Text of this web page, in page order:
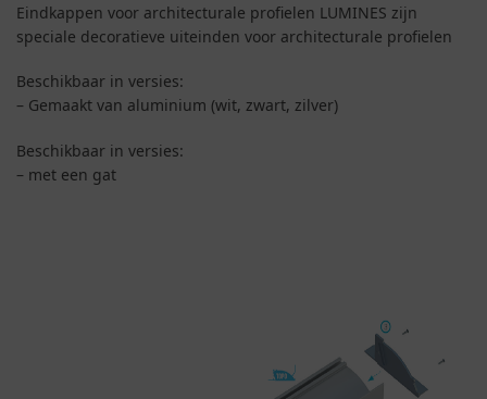
Eindkappen voor architecturale profielen LUMINES zijn
speciale decoratieve uiteinden voor architecturale profielen
Beschikbaar in versies:
– Gemaakt van aluminium (wit, zwart, zilver)
Beschikbaar in versies:
– met een gat